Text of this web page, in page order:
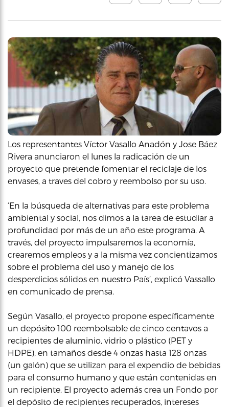
Los representantes Víctor Vasallo Anadón y Jose Báez
Rivera anunciaron el lunes la radicación de un
proyecto que pretende fomentar el reciclaje de los
envases, a traves del cobro y reembolso por su uso.
‘En la búsqueda de alternativas para este problema
ambiental y social, nos dimos a la tarea de estudiar a
profundidad por más de un año este programa. A
través, del proyecto impulsaremos la economía,
crearemos empleos y a la misma vez concientizamos
sobre el problema del uso y manejo de los
desperdicios sólidos en nuestro País’, explicó Vassallo
en comunicado de prensa.
Según Vasallo, el proyecto propone específicamente
un depósito 100 reembolsable de cinco centavos a
recipientes de aluminio, vidrio o plástico (PET y
HDPE), en tamaños desde 4 onzas hasta 128 onzas
(un galón) que se utilizan para el expendio de bebidas
para el consumo humano y que están contenidas en
un recipiente. El proyecto además crea un Fondo por
el depósito de recipientes recuperados, intereses